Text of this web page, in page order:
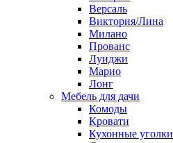
Версаль
Виктория/Лина
Милано
Прованс
Луиджи
Марио
Лонг
Мебель для дачи
Комоды
Кровати
Кухонные уголки